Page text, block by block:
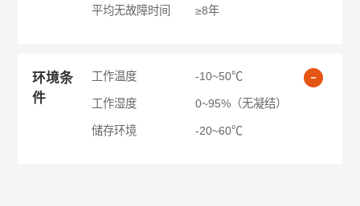
平均无故障时间 ≥8年
环境条
件
工作温度 -10~50℃
工作湿度 0~95%（无凝结）
储存环境 -20~60℃